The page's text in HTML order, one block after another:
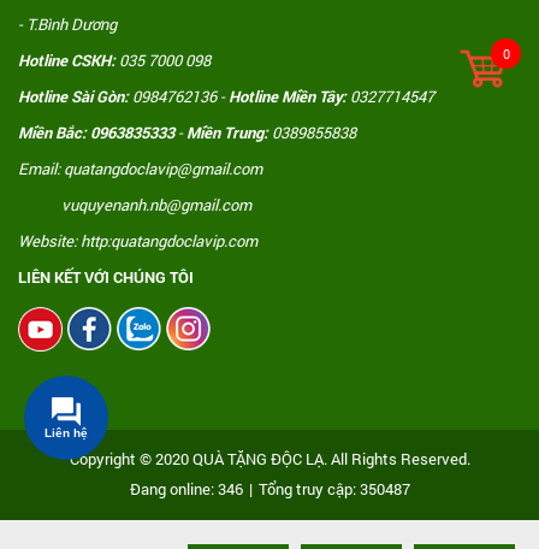
- T.Bình Dương
Hotline CSKH:035 7000 098
Hotline Sài Gòn:0984762136 -Hotline Miền Tây:0327714547
Miền Bắc: 0963835333-Miền Trung:0389855838
Email: quatangdoclavip@gmail.com
vuquyenanh.nb@gmail.com
Website: http:quatangdoclavip.com
LIÊN KẾT VỚI CHÚNG TÔI
Copyright © 2020 QUÀ TẶNG ĐỘC LẠ. All Rights Reserved.
Đang online: 346 | Tổng truy cập: 350487
Liên hệ
0